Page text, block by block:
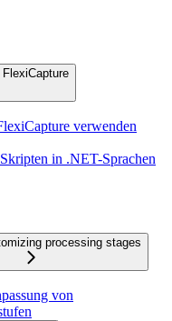
verwenden
in .NET-Sprachen
processing stages
von